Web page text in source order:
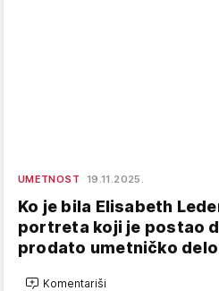
UMETNOST 19.11.2025.
Ko je bila Elisabeth
portreta koji je postao
prodato umetničko
Komentariši